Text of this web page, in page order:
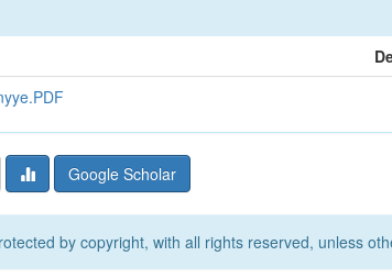
Google Scholar
by copyright, with all rights reserved, unless